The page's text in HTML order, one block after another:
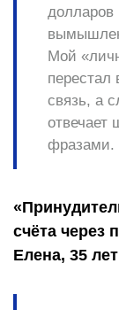
долларов
Мой
перестал
связь, а
отвечает
фразами.
счёта через
Елена, 35 лет